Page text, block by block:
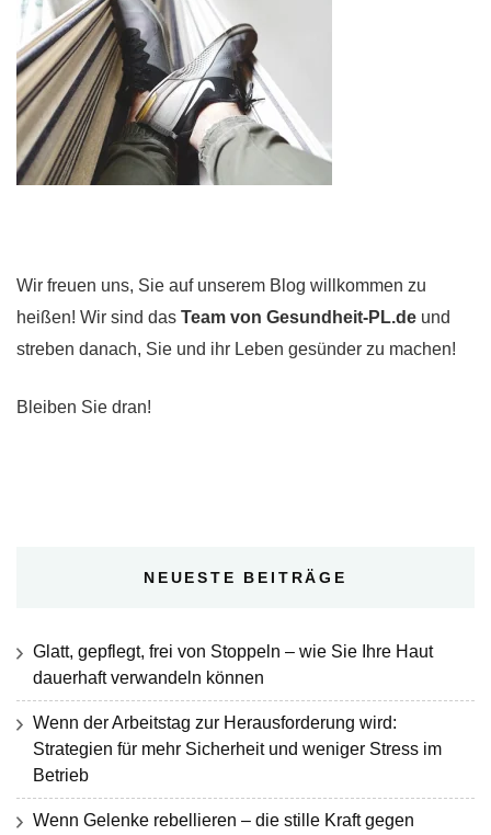
Wir freuen uns, Sie auf unserem Blog willkommen zu
heißen! Wir sind das Team von Gesundheit-PL.de und
streben danach, Sie und ihr Leben gesünder zu machen!
Bleiben Sie dran!
NEUESTE BEITRÄGE
Glatt, gepflegt, frei von Stoppeln – wie Sie Ihre Haut
dauerhaft verwandeln können
Wenn der Arbeitstag zur Herausforderung wird:
Strategien für mehr Sicherheit und weniger Stress im
Betrieb
Wenn Gelenke rebellieren – die stille Kraft gegen